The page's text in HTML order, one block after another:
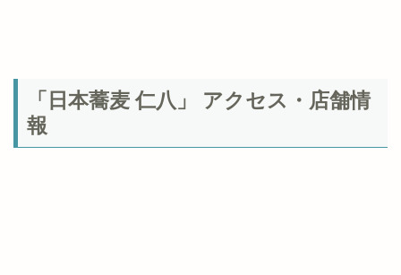
「日本蕎麦 仁八」 アクセス・店舗情
報